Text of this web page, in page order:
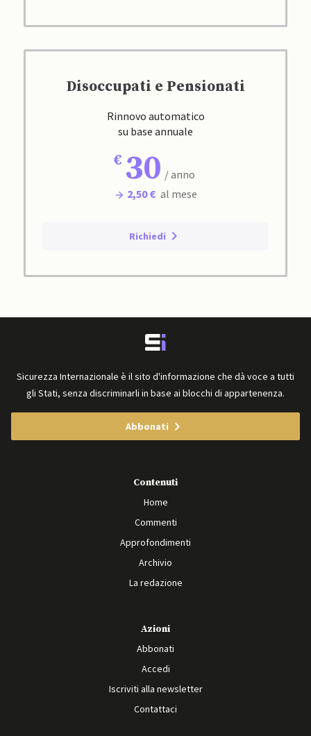
Disoccupati e Pensionati
Rinnovo automatico
su base annuale
30 / anno
2,50 € al mese
Richiedi
Sicurezza Internazionale è il sito d'informazione che dà voce a tutti
gli Stati, senza discriminarli in base ai blocchi di appartenenza.
Abbonati
Contenuti
Home
Commenti
Approfondimenti
Archivio
La redazione
Azioni
Abbonati
Accedi
Iscriviti alla newsletter
Contattaci